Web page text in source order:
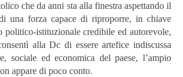
che da anni sta alla finestra aspettando il
una forza capace di riproporre, in chiave
politico-istituzionale credibile ed autorevole,
alla Dc di essere artefice indiscussa
sociale ed economica del paese, l’ampio
appare di poco conto.